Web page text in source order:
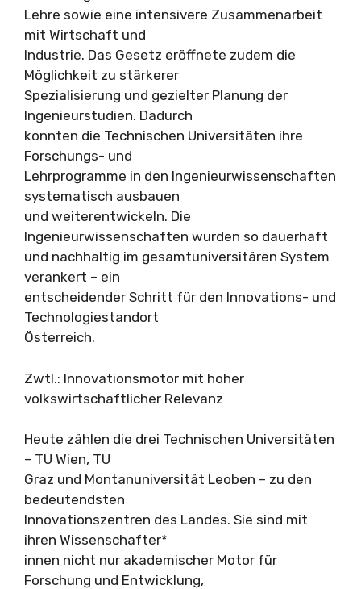
Lehre sowie eine intensivere Zusammenarbeit
mit Wirtschaft und
Industrie. Das Gesetz eröffnete zudem die
Möglichkeit zu stärkerer
Spezialisierung und gezielter Planung der
Ingenieurstudien. Dadurch
konnten die Technischen Universitäten ihre
Forschungs- und
Lehrprogramme in den Ingenieurwissenschaften
systematisch ausbauen
und weiterentwickeln. Die
Ingenieurwissenschaften wurden so dauerhaft
und nachhaltig im gesamtuniversitären System
verankert – ein
entscheidender Schritt für den Innovations- und
Technologiestandort
Österreich.
Zwtl.: Innovationsmotor mit hoher
volkswirtschaftlicher Relevanz
Heute zählen die drei Technischen Universitäten
– TU Wien, TU
Graz und Montanuniversität Leoben – zu den
bedeutendsten
Innovationszentren des Landes. Sie sind mit
ihren Wissenschafter*
innen nicht nur akademischer Motor für
Forschung und Entwicklung,